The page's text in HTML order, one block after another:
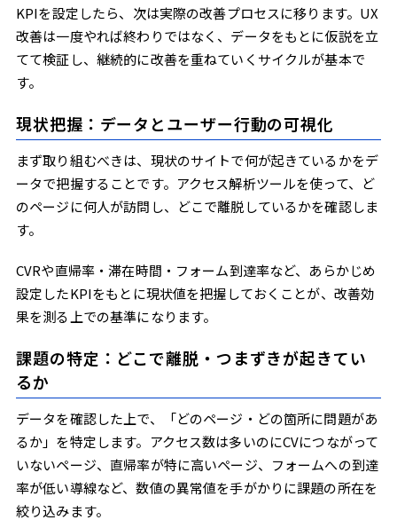
KPIを設定したら、次は実際の改善プロセスに移ります。UX
改善は一度やれば終わりではなく、データをもとに仮説を立
てて検証し、継続的に改善を重ねていくサイクルが基本で
す。
現状把握：データとユーザー行動の可視化
まず取り組むべきは、現状のサイトで何が起きているかをデ
ータで把握することです。アクセス解析ツールを使って、ど
のページに何人が訪問し、どこで離脱しているかを確認しま
す。
CVRや直帰率・滞在時間・フォーム到達率など、あらかじめ
設定したKPIをもとに現状値を把握しておくことが、改善効
果を測る上での基準になります。
課題の特定：どこで離脱・つまずきが起きてい
るか
データを確認した上で、「どのページ・どの箇所に問題があ
るか」を特定します。アクセス数は多いのにCVにつながって
いないページ、直帰率が特に高いページ、フォームへの到達
率が低い導線など、数値の異常値を手がかりに課題の所在を
絞り込みます。